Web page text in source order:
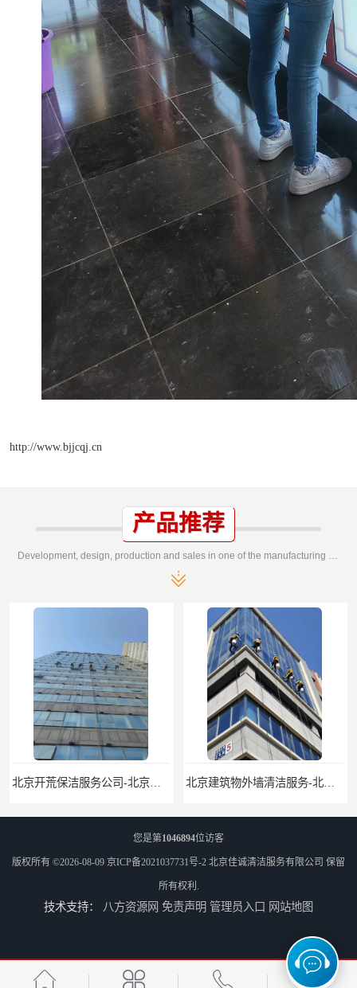
http://www.bjjcqj.cn
产品推荐
Development, design, production and sales in one of the manufacturing enterprises
北京建筑物外墙清洁服务-北京高空保洁服务公司-北京物业管理服务公司 北京佳诚清洁 北京外墙清洗 北京开荒保洁 玻璃幕墙清洗
北京高空作业保洁服务-北京物业管理公司-北京家政服务公司
您是第1046894位访客
版权所有 ©2026-08-09 京ICP备2021037731号-2 北京佳诚清洁服务有限公司 保留
所有权利.
技术支持： 八方资源网 免责声明 管理员入口 网站地图